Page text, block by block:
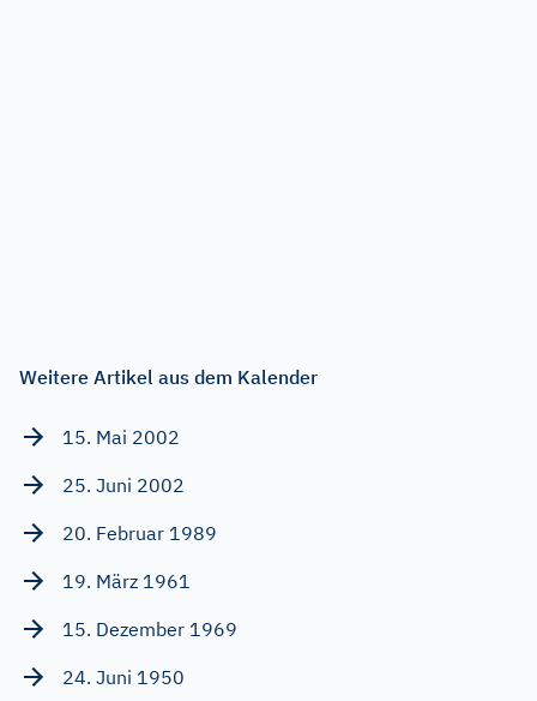
Weitere Artikel aus dem Kalender
15. Mai 2002
25. Juni 2002
20. Februar 1989
19. März 1961
15. Dezember 1969
24. Juni 1950